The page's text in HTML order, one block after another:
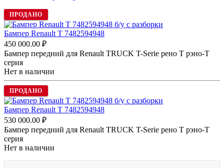
ПРОДАНО
Бампер Renault T 7482594948
450 000.00 ₽
Бампер передний для Renault TRUCK T-Serie рено Т рэно-Т
серия
Нет в наличии
ПРОДАНО
Бампер Renault T 7482594948
530 000.00 ₽
Бампер передний для Renault TRUCK T-Serie рено Т рэно-Т
серия
Нет в наличии